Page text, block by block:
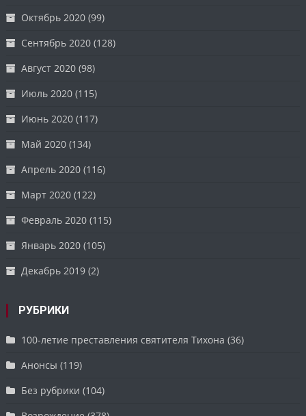
Октябрь 2020 (99)
Сентябрь 2020 (128)
Август 2020 (98)
Июль 2020 (115)
Июнь 2020 (117)
Май 2020 (134)
Апрель 2020 (116)
Март 2020 (122)
Февраль 2020 (115)
Январь 2020 (105)
Декабрь 2019 (2)
РУБРИКИ
100-летие преставления святителя Тихона (36)
Анонсы (119)
Без рубрики (104)